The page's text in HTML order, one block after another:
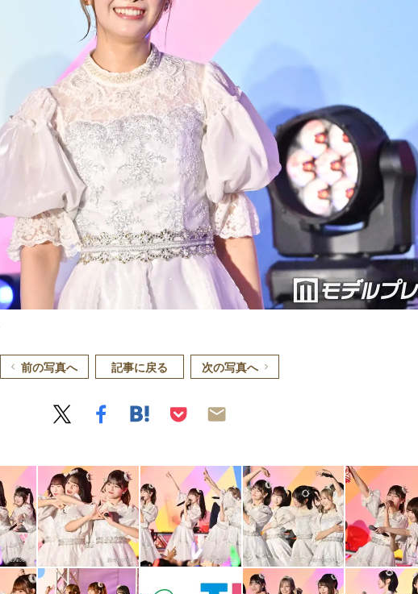
前の写真へ 記事に戻る 次の写真へ